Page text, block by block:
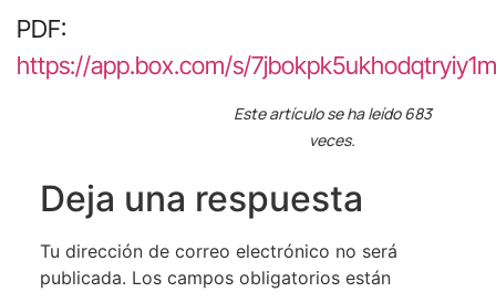
PDF:
https://app.box.com/s/
Este artículo se ha leído 683
veces.
Deja una respuesta
Tu dirección de correo electrónico no será
publicada. Los campos obligatorios están